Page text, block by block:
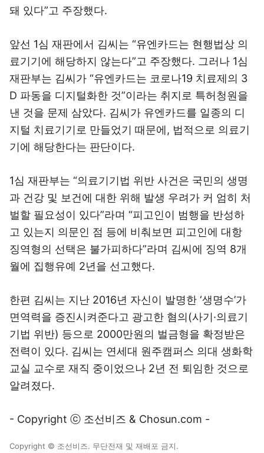
돼 있다”고 주장했다.
앞선 1심 재판에서 김씨는 “유엔카드는 현행법상 의
료기기에 해당하지 않는다”고 주장했다. 그러나 1심
재판부는 김씨가 “유엔카드는 코로나19 치료제의 3
D 파동을 디지털화한 것”이라는 취지로 특허청원을
낸 것을 문제 삼았다. 김씨가 유엔카드를 일종의 디
지털 치료기기로 만들었기 때문에, 법적으로 의료기
기에 해당한다는 판단이다.
1심 재판부는 “의료기기법 위반 사건은 국민의 생명
과 건강 및 보건에 대한 위해 발생 우려가 커 엄히 처
벌할 필요성이 있다”라며 “피고인이 범행을 반성하
고 있는지 의문인 점 등에 비춰보면 피고인에 대항
징역형의 선택은 불가피하다”라며 김씨에 징역 8개
월에 집행유예 2년을 선고했다.
한편 김씨는 지난 2016년 자신이 발명한 ‘생명수’가
면역력을 증진시켜준다고 광고한 혐의(사기·의료기
기법 위반) 등으로 2000만원의 벌금형을 확정받은
전력이 있다. 김씨는 연세대 원주캠퍼스 의대 생화학
교실 교수로 재직 중이었으나 2년 전 퇴임한 것으로
알려졌다.
- Copyright ⓒ 조선비즈 & Chosun.com -
Copyright © 조선비즈. 무단전재 및 재배포 금지.